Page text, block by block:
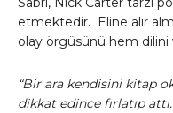
etmektedir. Eline alır
olay örgüsünü hem dilini
“Bir ara kendisini kitap
dikkat edince fırlatıp